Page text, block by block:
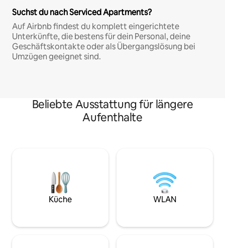
Suchst du nach Serviced Apartments?
Auf Airbnb findest du komplett eingerichtete
Unterkünfte, die bestens für dein Personal, deine
Geschäftskontakte oder als Übergangslösung bei
Umzügen geeignet sind.
Beliebte Ausstattung für längere
Aufenthalte
Küche WLAN